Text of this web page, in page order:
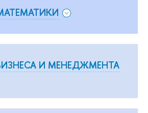
И МЕНЕДЖМЕНТА